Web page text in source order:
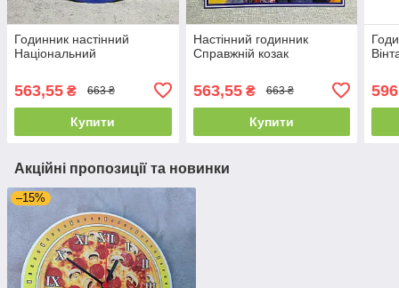
Годинник настінний
Національний
563,55 ₴ 663 ₴
Купити
Настінний годинник
Справжній козак
563,55₴ 663 ₴
Купити
Акційні пропозиції та новинки
–15%